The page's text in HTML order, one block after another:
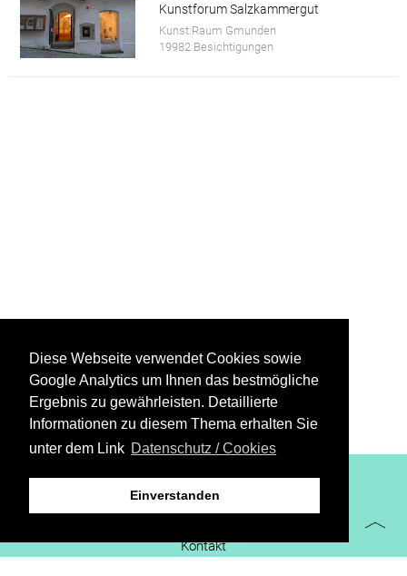
Diese Webseite verwendet Cookies sowie
Google Analytics um Ihnen das bestmögliche
Ergebnis zu gewährleisten. Detaillierte
Informationen zu diesem Thema erhalten Sie
unter dem Link Datenschutz / Cookies
Einverstanden
Kunstforum Salzkammergut
Kunst:Raum Gmunden
19982 Besichtigungen
XiBIT Infoguide 2021
Kontakt